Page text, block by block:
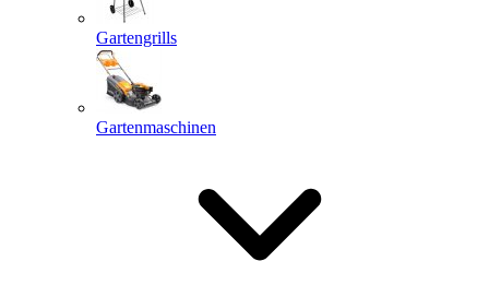
Gartengrills
Gartenmaschinen